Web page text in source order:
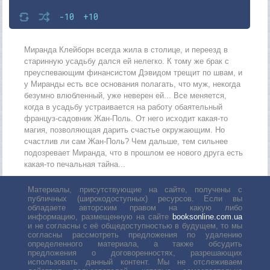
-10 +10
Миранда Клейборн всегда жила в столице, и переезд в
старинную усадьбу дался ей нелегко. К тому же брак с
преуспевающим финансистом Дэвидом трещит по швам, и
у Миранды есть все основания полагать, что муж, некогда
безумно влюбленный, уже неверен ей... Все меняется,
когда в усадьбу устраивается на работу обаятельный
француз-садовник Жан-Поль. От него исходит какая-то
магия, позволяющая дарить счастье окружающим. Но
счастлив ли сам Жан-Поль? Чем дальше, тем сильнее
подозревает Миранда, что в прошлом ее нового друга есть
какая-то печальная тайна...
Материалы, присутствующие на сайте, получены с
публичных (широкодоступных) ресурсов. Если вы
обладаете авторским правом на какую либо
информацию, размещенную на сайте booksonline.com.ua
и не согласны с её общедоступностью в будущем, то мы
согласны рассмотреть предложения по удалению
определенного материала, а также обсудить
предложения о договоренностях, разрешающих
использовать данный контент. Мы не отслеживаем